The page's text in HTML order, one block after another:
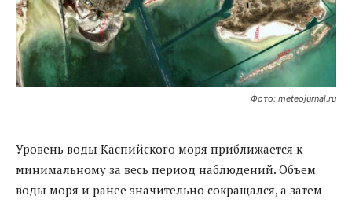
Фото: meteojurnal.ru
Уровень воды Каспийского моря приближается к
минимальному за весь период наблюдений. Объем
воды моря и ранее значительно сокращался, а затем